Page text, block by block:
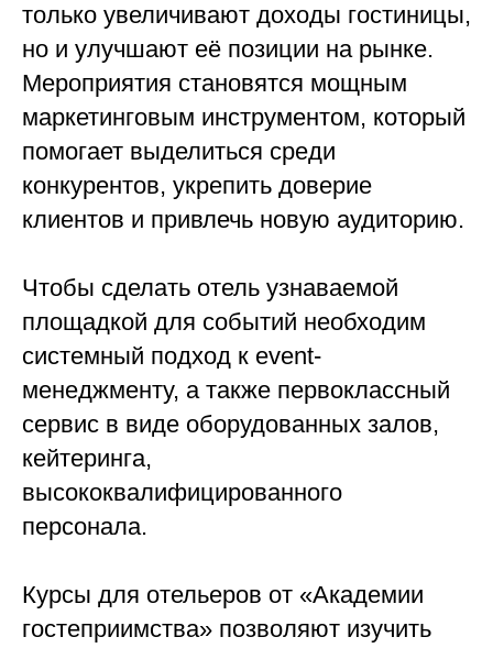
только увеличивают доходы гостиницы,
но и улучшают её позиции на рынке.
Мероприятия становятся мощным
маркетинговым инструментом, который
помогает выделиться среди
конкурентов, укрепить доверие
клиентов и привлечь новую аудиторию.
Чтобы сделать отель узнаваемой
площадкой для событий необходим
системный подход к event-
менеджменту, а также первоклассный
сервис в виде оборудованных залов,
кейтеринга,
высококвалифицированного
персонала.
Курсы для отельеров от «Академии
гостеприимства» позволяют изучить